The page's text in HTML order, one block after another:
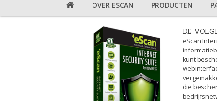
OVER ESCAN PRODUCTEN
DE
eScan
kunt
die